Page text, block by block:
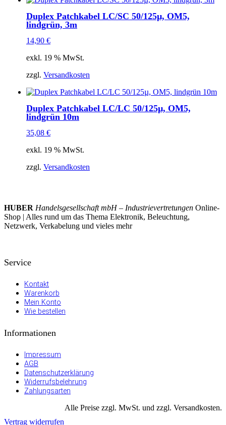
Duplex Patchkabel LC/SC 50/125µ, OM5,
lindgrün, 3m
14,90 €
exkl. 19 % MwSt.
zzgl. Versandkosten
Duplex Patchkabel LC/LC 50/125µ, OM5,
lindgrün 10m
35,08 €
exkl. 19 % MwSt.
zzgl. Versandkosten
HUBER Handelsgesellschaft mbH – Industrievertretungen Online-
Shop | Alles rund um das Thema Elektronik, Beleuchtung,
Netzwerk, Verkabelung und vieles mehr
Service
Kontakt
Warenkorb
Mein Konto
Wie bestellen
Informationen
Impressum
AGB
Datenschutzerklärung
Widerrufsbelehrung
Zahlungsarten
Alle Preise zzgl. MwSt. und zzgl. Versandkosten.
Vertrag widerrufen